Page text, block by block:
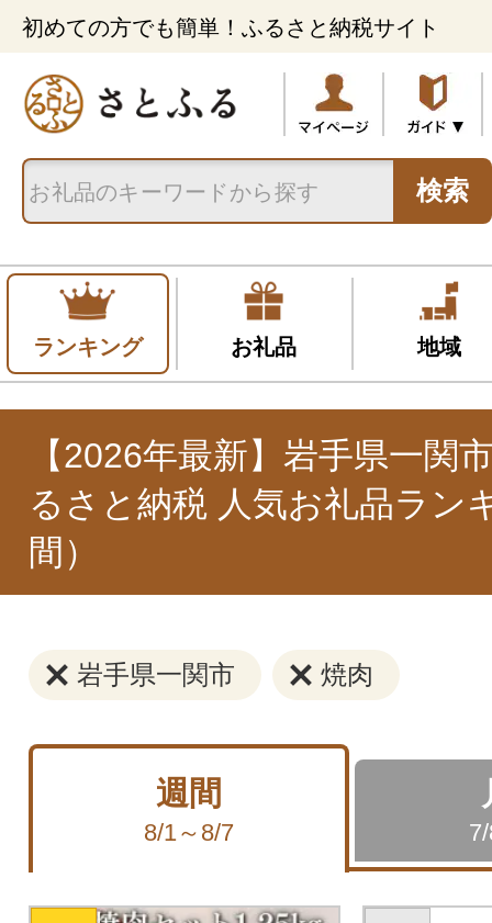
初めての方でも簡単！ふるさと納税サイト
検索
ランキング お礼品 地域
【2026年最新】岩手県一関
るさと納税 人気お礼品ラン
間）
岩手県一関市 焼肉
週間
8/1～8/7